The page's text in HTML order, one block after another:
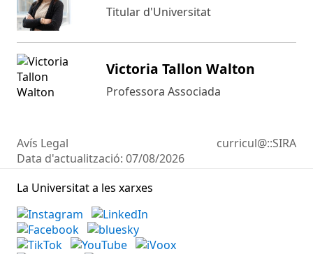
Titular d'Universitat
Victoria Tallon Walton
Professora Associada
Avís Legal
curricul@::SIRA
Data d'actualització: 07/08/2026
La Universitat a les xarxes